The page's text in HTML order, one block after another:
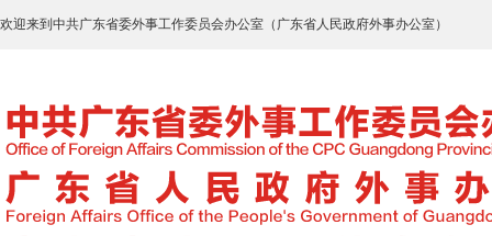
欢迎来到中共广东省委外事工作委员会办公室（广东省人民政府外事办公室）